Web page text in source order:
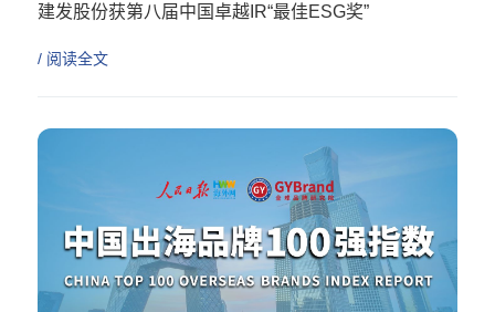
建发股份获第八届中国卓越IR“最佳ESG奖”
/ 阅读全文